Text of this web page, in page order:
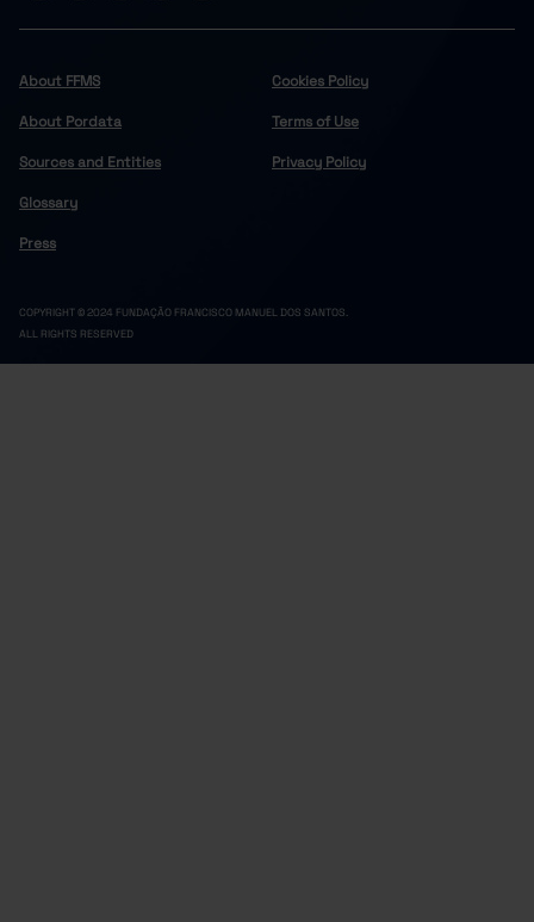
About FFMS
About Pordata
Sources and Entities
Glossary
Press
Cookies Policy
Terms of Use
Privacy Policy
COPYRIGHT © 2024 FUNDAÇÃO FRANCISCO MANUEL DOS SANTOS.
ALL RIGHTS RESERVED